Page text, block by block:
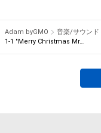
There is only one item for each note in the world, being the
first NFT by Ryuichi
Furthermore, the
the auction for “NFT
Christmas Mr.
buyer benefit for this
ることを保証するも
るコンピューター、回
ないものとします。
と第三者との間にお
て一切責任を負わな
責が制限される場合
Adam byGMO 音楽/サウンド
1-1 "Merry Christmas Mr. Lawrence" Ryuichi Sakamoto 坂本 龍一